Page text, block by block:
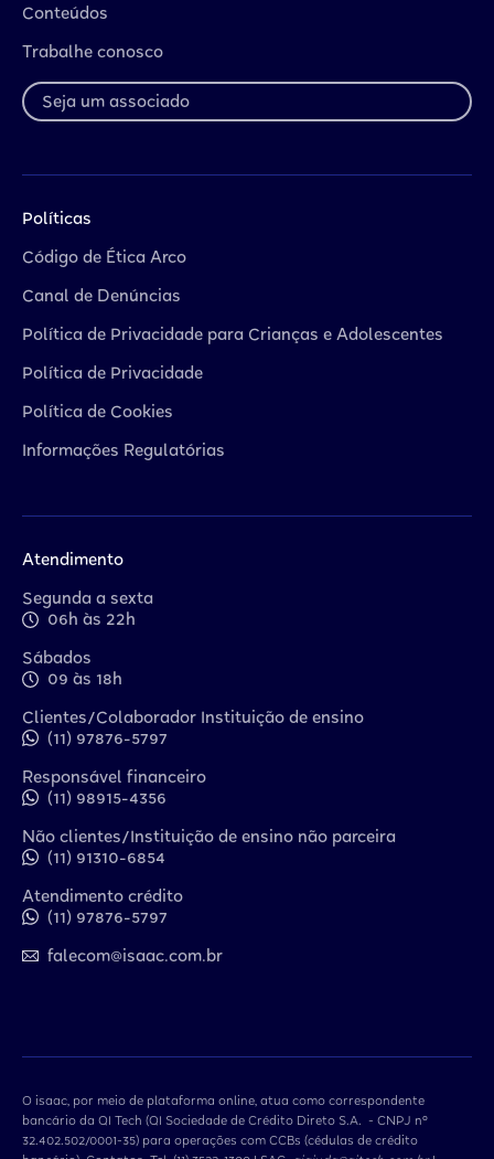
Conteúdos
Trabalhe conosco
Seja um associado
Políticas
Código de Ética Arco
Canal de Denúncias
Política de Privacidade para Crianças e Adolescentes
Política de Privacidade
Política de Cookies
Informações Regulatórias
Atendimento
Segunda a sexta
06h às 22h
Sábados
09 às 18h
Clientes/Colaborador Instituição de ensino
(11) 97876-5797
Responsável financeiro
(11) 98915-4356
Não clientes/Instituição de ensino não parceira
(11) 91310-6854
Atendimento crédito
(11) 97876-5797
falecom@isaac.com.br
O isaac, por meio de plataforma online, atua como correspondente
bancário da QI Tech (QI Sociedade de Crédito Direto S.A. - CNPJ nº
32.402.502/0001-35) para operações com CCBs (cédulas de crédito